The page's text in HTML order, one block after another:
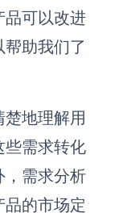
品可以改进
助我们了
地理解用
些需求转化
，需求分析
的市场定